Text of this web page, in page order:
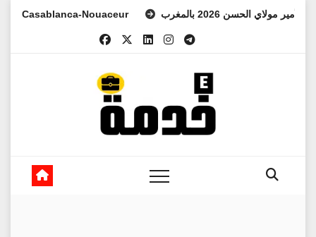
Nouaceur الأمير مولاي الحسن 2026 بالمغرب